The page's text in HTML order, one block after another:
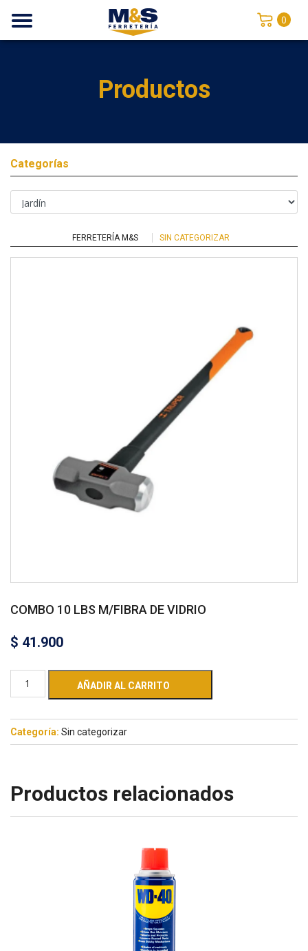
0
Productos
Categorías
FERRETERÍA M&S SIN CATEGORIZAR
COMBO 10 LBS M/FIBRA DE VIDRIO
$ 41.900
AÑADIR AL CARRITO
Categoría: Sin categorizar
Productos relacionados